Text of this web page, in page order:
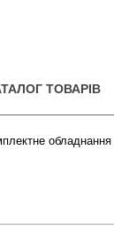
ТОВАРІВ
обладнання